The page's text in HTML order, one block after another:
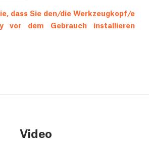
dass Sie den/die Werkzeugkopf/e
vor dem Gebrauch installieren
Video